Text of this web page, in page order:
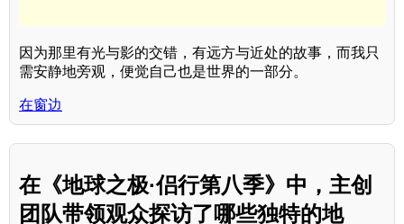
因为那里有光与影的交错，有远方与近处的故事，而我只
需安静地旁观，便觉自己也是世界的一部分。
在窗边
在《地球之极·侣行第八季》中，主创
团队带领观众探访了哪些独特的地